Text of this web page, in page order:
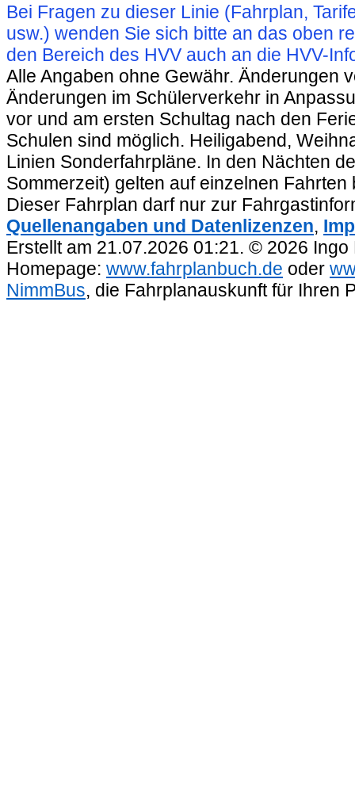
Bei Fragen zu dieser Linie (Fahrplan,
usw.) wenden Sie sich bitte an das oben
den Bereich des HVV auch an die HVV-
Alle Angaben ohne Gewähr. Änderungen
Änderungen im Schülerverkehr in
vor und am ersten Schultag nach den
Schulen sind möglich. Heiligabend,
Linien Sonderfahrpläne. In den Nächten
Sommerzeit) gelten auf einzelnen
Dieser Fahrplan darf nur zur
Quellenangaben und Datenlizenzen,
Erstellt am 21.07.2026 01:21. © 2026
Homepage: www.fahrplanbuch.de oder
NimmBus, die Fahrplanauskunft für Ihren